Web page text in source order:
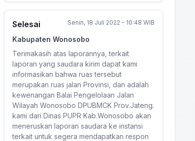
Selesai Senin, 18 Juli 2022 - 10:48 WIB
Kabupaten Wonosobo
Terimakasih atas laporannya, terkait
laporan yang saudara kirim dapat kami
informasikan bahwa ruas tersebut
merupakan ruas jalan Provinsi, dan adalah
kewenangan Balai Pengelolaan Jalan
Wilayah Wonosobo DPUBMCK Prov.Jateng.
kami dari Dinas PUPR Kab.Wonosobo akan
meneruskan laporan saudara ke instansi
terkait untuk segera mendapatkan respon